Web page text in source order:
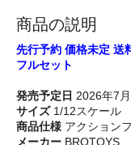
商品の説明
先行予約 価格未定 送
フルセット
発売予定日 2026年7
サイズ1/12スケール
商品仕様 アクション
メーカー BROTOYS